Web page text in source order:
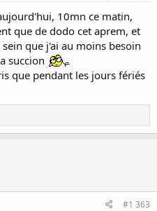
10mn ce matin,
que de dodo cet aprem, et
que j'ai au moins besoin
succion
que pendant les jours fériés
#1 363